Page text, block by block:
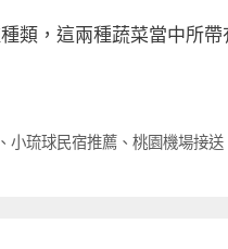
類，這兩種蔬菜當中所帶
、 小琉球民宿推薦、 桃園機場接送